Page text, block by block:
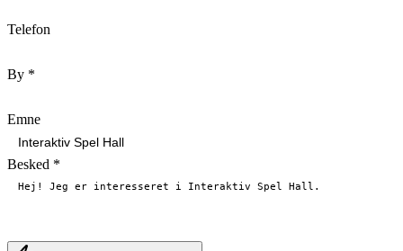
Telefon
By *
Emne
Besked *